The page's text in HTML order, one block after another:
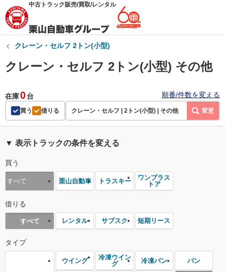
中古トラック販売/買取/レンタル
クレーン・セルフ 2トン(小型)
クレーン・セルフ 2トン(小型) その他
在庫0台 順番/件数を変える
買う 借りる クレーン・セルフ | 2トン(小型) | その他 変更
▼ 表示トラックの条件を変える
買う
すべて 栗山自動車 トラスキー
ワンプラス
トア
借りる
すべて レンタル サブスク 短期リース
タイプ
ウイング
冷凍ウイン
グ
冷凍バン バン